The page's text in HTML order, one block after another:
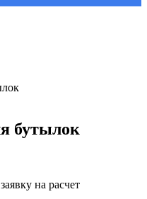
бутылок
на расчет